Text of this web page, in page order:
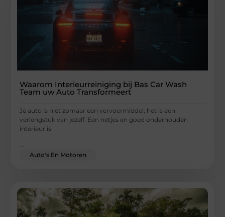
Waarom Interieurreiniging bij Bas Car Wash
Team uw Auto Transformeert
Je auto is niet zomaar een vervoermiddel; het is een
verlengstuk van jezelf. Een netjes en goed onderhouden
interieur is
...
Auto's En Motoren